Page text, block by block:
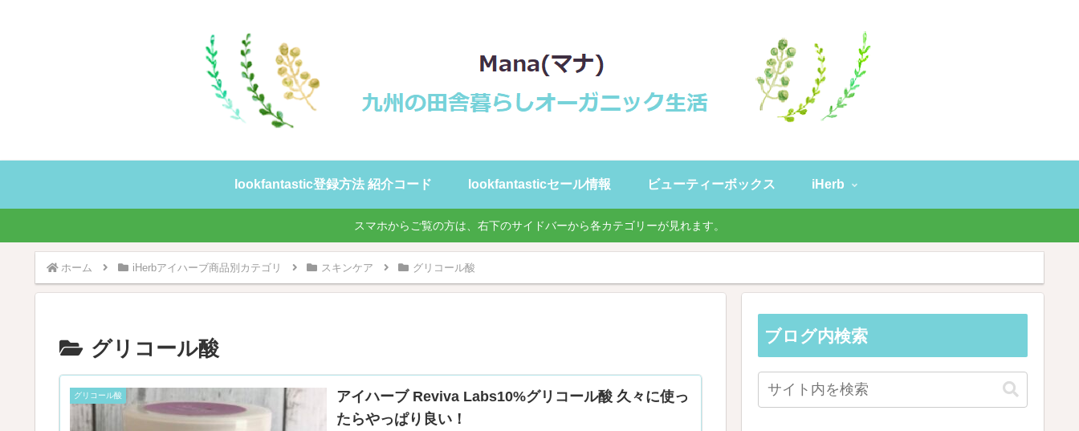
lookfantastic登録方法 紹介コード lookfantasticセール情報 ビューティーボックス iHerb
スマホからご覧の方は、右下のサイドバーから各カテゴリーが見れます。
ホーム iHerbアイハーブ商品別カテゴリ スキンケア グリコール酸
グリコール酸
グリコール酸
アイハーブ Reviva Labs10%グリコール酸 久々に使っ
たらやっぱり良い！
ブログ内検索